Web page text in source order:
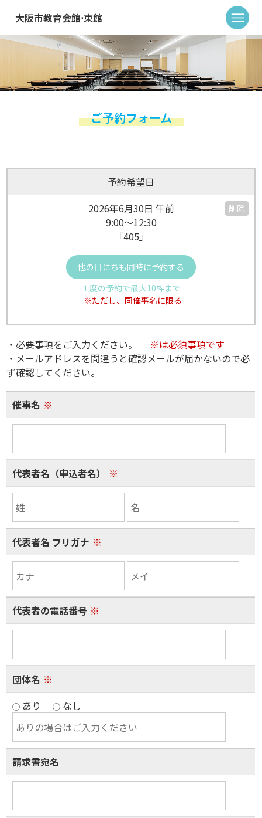
大阪市教育会館⋅東館
ご予約フォーム
予約希望日
2026年6月30日 午前
9:00～12:30
「405」
削除
他の日にちも同時に予約する
１度の予約で最大10枠まで
※ただし、同催事名に限る
・必要事項をご入力ください。
※は必須事項です
・メールアドレスを間違うと確認メールが届かないので必
ず確認してください。
催事名 ※
代表者名（申込者名） ※
代表者名 フリガナ ※
代表者の電話番号 ※
団体名 ※
あり
なし
請求書宛名